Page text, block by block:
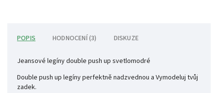
POPIS HODNOCENÍ (3) DISKUZE
Jeansové legíny double push up svetlomodré
Double push up legíny perfektně nadzvednou a Vymodeluj tvůj
zadek.